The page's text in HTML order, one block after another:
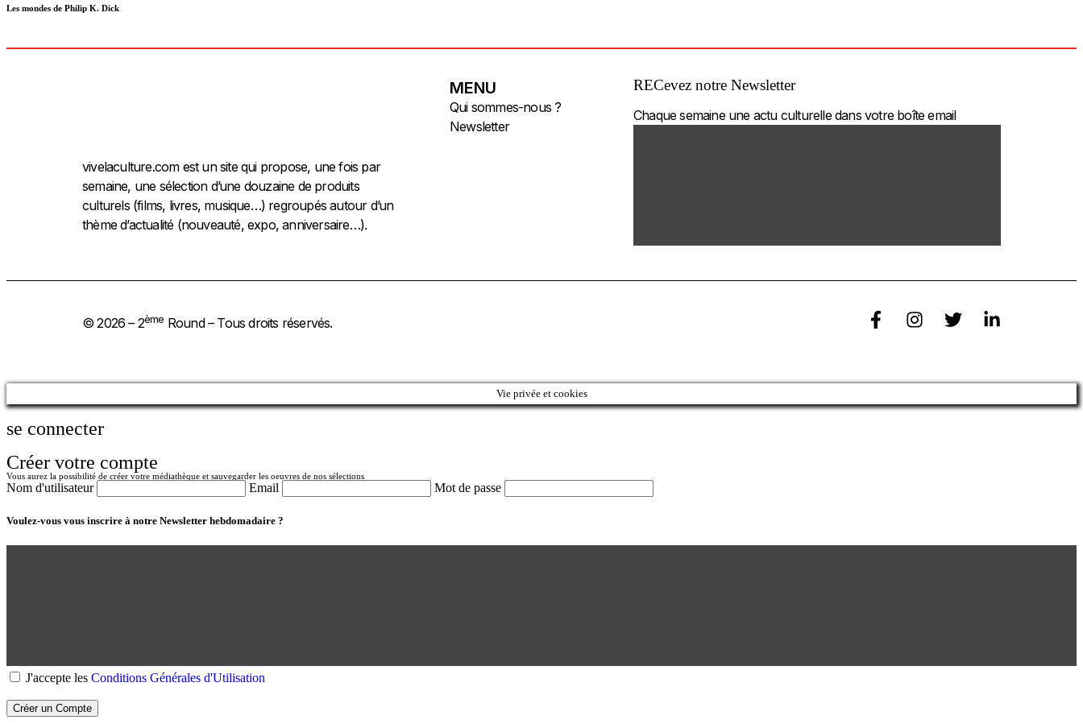
Les mondes de Philip K. Dick
vivelaculture.com est un site qui propose, une fois par
semaine, une sélection d’une douzaine de produits
culturels (films, livres, musique…) regroupés autour d’un
thème d’actualité (nouveauté, expo, anniversaire…).
MENU
Qui sommes-nous ?
Newsletter
RECevez notre Newsletter
Chaque semaine une actu culturelle dans votre boîte email
© 2026 – 2ème Round – Tous droits réservés.
Vie privée et cookies
se connecter
Créer votre compte
Vous aurez la possibilité de créer votre médiathèque et sauvegarder les oeuvres de nos sélections
Nom d'utilisateur Email Mot de passe
Voulez-vous vous inscrire à notre Newsletter hebdomadaire ?
J'accepte les Conditions Générales d'Utilisation
Créer un Compte